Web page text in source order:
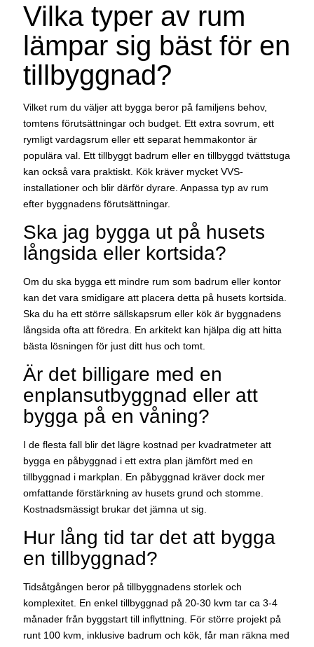
Vilka typer av rum
lämpar sig bäst för en
tillbyggnad?
Vilket rum du väljer att bygga beror på familjens behov,
tomtens förutsättningar och budget. Ett extra sovrum, ett
rymligt vardagsrum eller ett separat hemmakontor är
populära val. Ett tillbyggt badrum eller en tillbyggd tvättstuga
kan också vara praktiskt. Kök kräver mycket VVS-
installationer och blir därför dyrare. Anpassa typ av rum
efter byggnadens förutsättningar.
Ska jag bygga ut på husets
långsida eller kortsida?
Om du ska bygga ett mindre rum som badrum eller kontor
kan det vara smidigare att placera detta på husets kortsida.
Ska du ha ett större sällskapsrum eller kök är byggnadens
långsida ofta att föredra. En arkitekt kan hjälpa dig att hitta
bästa lösningen för just ditt hus och tomt.
Är det billigare med en
enplansutbyggnad eller att
bygga på en våning?
I de flesta fall blir det lägre kostnad per kvadratmeter att
bygga en påbyggnad i ett extra plan jämfört med en
tillbyggnad i markplan. En påbyggnad kräver dock mer
omfattande förstärkning av husets grund och stomme.
Kostnadsmässigt brukar det jämna ut sig.
Hur lång tid tar det att bygga
en tillbyggnad?
Tidsåtgången beror på tillbyggnadens storlek och
komplexitet. En enkel tillbyggnad på 20-30 kvm tar ca 3-4
månader från byggstart till inflyttning. För större projekt på
runt 100 kvm, inklusive badrum och kök, får man räkna med